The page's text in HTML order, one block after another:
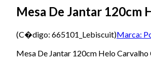
Mesa De Jantar 120cm
(C�digo: 665101_Lebiscuit)Marca:
Mesa De Jantar 120cm Helo